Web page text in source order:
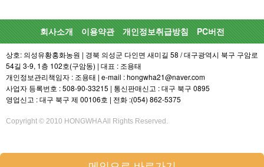
회사소개 이용약관 개인정보취급방침 PC버전
상호: 의성유황홍화농원 | 경북 의성군 다인면 새미길 58 / 대구광역시 북구 구암로
54길 3-9, 1층 102호(구암동) | 대표 : 조용태
개인정보관리책임자 : 조용태 | e-mail : hongwha21@naver.com
사업자 등록번호 : 508-90-33215 | 통신판매신고 : 대구 북구 0895
영업신고 : 대구 북구 제 00106호 | 전화 :(054) 862-5375
Copyright © 2010 HONGWHA All Rights Reserved.